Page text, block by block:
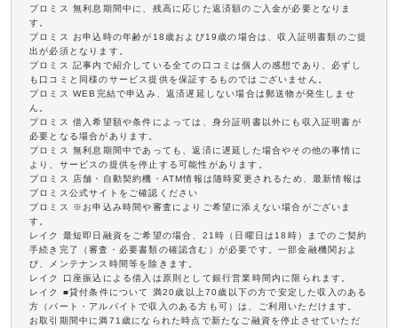
プロミス 無利息期間中に、残高に応じた返済額のご入金が必要となりま
す。
プロミス お申込時の年齢が18歳および19歳の場合は、収入証明書類のご提
出が必須となります。
プロミス 記事内で紹介している全ての口コミは個人の感想であり、必ずし
も口コミと同様のサービス提供を保証するものではございません。
プロミス WEB完結で申込み、返済遅延しない場合は郵送物が発生しませ
ん。
プロミス 借入希望額や条件によっては、身分証明書以外にも収入証明書が
必要となる場合があります。
プロミス 無利息期間中であっても、返済に遅延した場合やその他の事情に
より、サービスの提供を停止する可能性があります。
プロミス 店舗・自動契約機・ATM情報は随時変更されるため、最新情報は
プロミス公式サイトをご確認ください
プロミス ※お申込み時間や審査によりご希望に添えない場合がございま
す。
レイク 最短即日融資をご希望の場合、21時（日曜日は18時）までのご契約
手続き完了（審査・必要書類の確認含む）が必要です。一部金融機関およ
び、メンテナンス時間等を除きます。
レイク 口座振込による借入は原則として銀行営業時間内に限られます。
レイク ■貸付条件について 満20歳以上70歳以下の方で安定した収入のある
方（パート・アルバイトで収入のある方も可）は、ご利用いただけます。
お取引期間中に満71歳になられた時点で新たなご融資を停止させていただ